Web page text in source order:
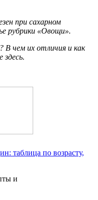
при сахарном
рубрики «Овощи».
В чем их отличия и как
здесь.
таблица по возрасту,